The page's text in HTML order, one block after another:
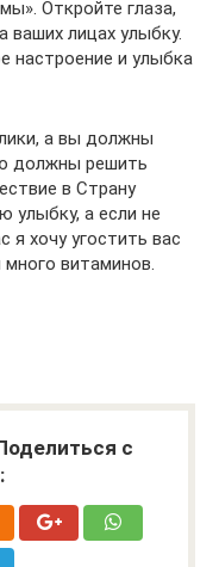
Откройте глаза,
ваших лицах улыбку.
настроение и улыбка
а вы должны
должны решить
в Страну
улыбку, а если не
я хочу угостить вас
витаминов.
с